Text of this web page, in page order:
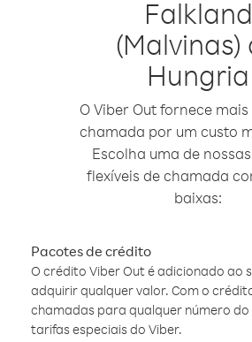
Falkland
(Malvinas)
Hungria
O Viber Out fornece
chamada por um custo
Escolha uma de
flexíveis de chamada
baixas:
Pacotes de crédito
O crédito Viber Out é adicionado ao
adquirir qualquer valor. Com o
chamadas para qualquer número
tarifas especiais do Viber.